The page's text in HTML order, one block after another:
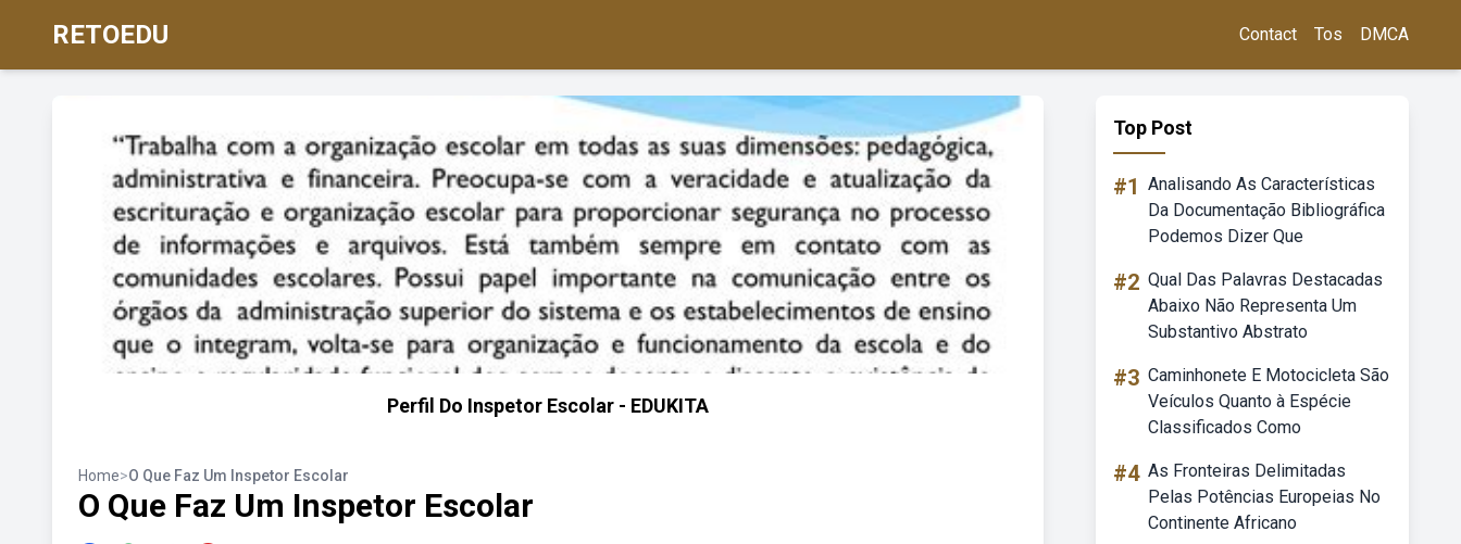
RETOEDU Contact Tos DMCA
Perfil Do Inspetor Escolar - EDUKITA
Home>O Que Faz Um Inspetor Escolar
O Que Faz Um Inspetor Escolar
Top Post
#1 Analisando As Características
Da Documentação Bibliográfica
Podemos Dizer Que
#2 Qual Das Palavras Destacadas
Abaixo Não Representa Um
Substantivo Abstrato
#3 Caminhonete E Motocicleta São
Veículos Quanto à Espécie
Classificados Como
#4 As Fronteiras Delimitadas
Pelas Potências Europeias No
Continente Africano